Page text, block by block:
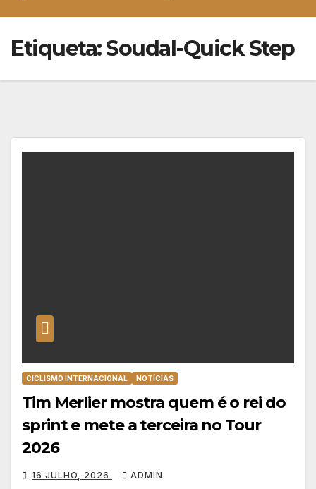
Etiqueta:Soudal-Quick Step
CICLISMO INTERNACIONAL NOTÍCIAS
Tim Merlier mostra quem é o rei do
sprint e mete a terceira no Tour
2026
16 JULHO, 2026 ADMIN